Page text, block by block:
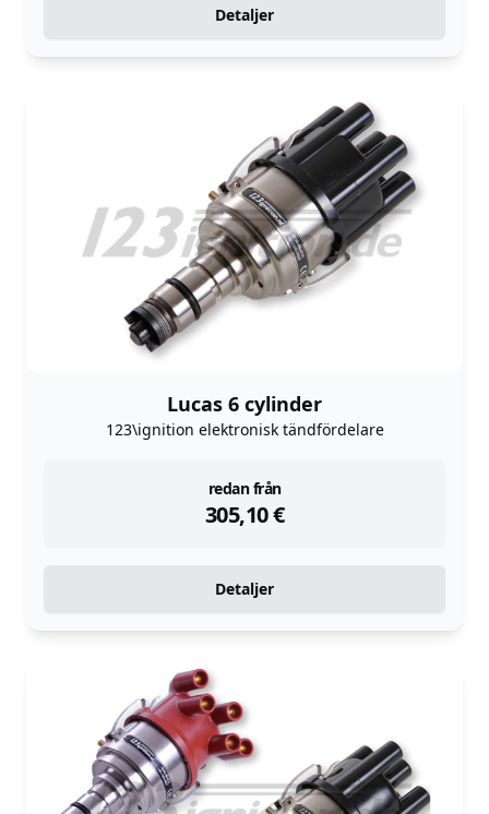
Detaljer
Lucas 6 cylinder
123\ignition elektronisk tändfördelare
redan från
305,10€
instock
Detaljer